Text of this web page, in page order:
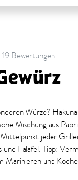
Bewertungen
Würze?
Mischung aus
jeder
und Falafel. Tipp:
Marinieren und